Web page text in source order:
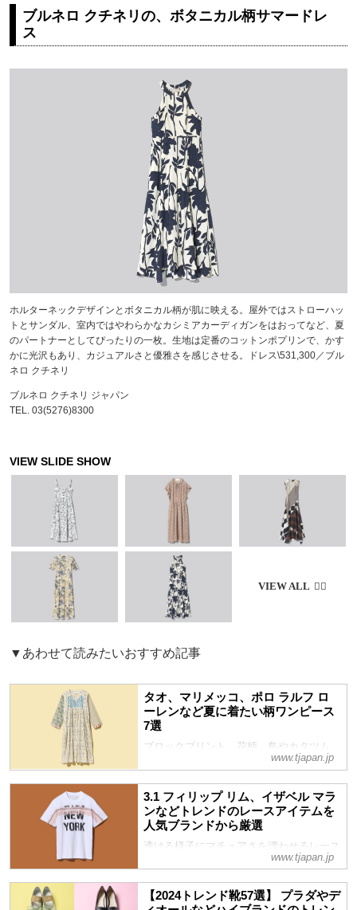
ブルネロ クチネリの、ボタニカル柄サマードレ
ス
ホルターネックデザインとボタニカル柄が肌に映える。屋外ではストローハッ
トとサンダル、室内ではやわらかなカシミアカーディガンをはおってなど、夏
のパートナーとしてぴったりの一枚。生地は定番のコットンポプリンで、かす
かに光沢もあり、カジュアルさと優雅さを感じさせる。ドレス\531,300／ブル
ネロ クチネリ
ブルネロ クチネリ ジャパン
TEL. 03(5276)8300
▼あわせて読みたいおすすめ記事
タオ、マリメッコ、ポロ ラルフ ロ
ーレンなど夏に着たい柄ワンピース
7選
ブロックプリント、花柄、鳥やカタツム
リ。心躍る柄を載せたワンピースをこれか
ら厳選した７着をご紹介
www.tjapan.jp
3.1 フィリップ リム、イザベル マラ
ンなどトレンドのレースアイテムを
人気ブランドから厳選
透ける様子にマチュアさを漂わせるレース
アイテムから、可愛らしさのあるもの、カ
で。レース使いのウェアを人気10ブラン
www.tjapan.jp
【2024トレンド靴57選】 プラダやデ